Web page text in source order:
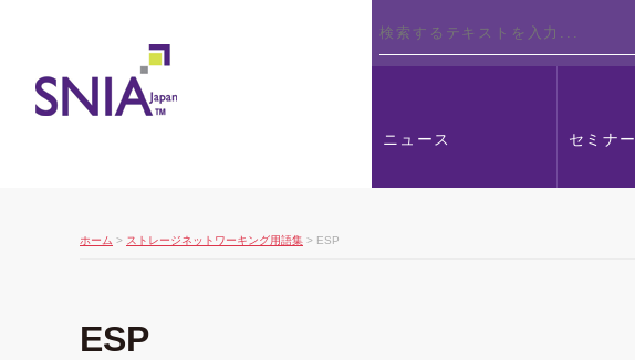
ニュース セミナー
ホーム > ストレージネットワーキング用語集 > ESP
ESP